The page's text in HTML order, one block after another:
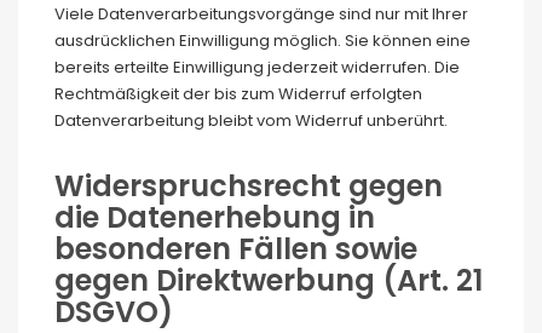
Viele Datenverarbeitungsvorgänge sind nur mit Ihrer
ausdrücklichen Einwilligung möglich. Sie können eine
bereits erteilte Einwilligung jederzeit widerrufen. Die
Rechtmäßigkeit der bis zum Widerruf erfolgten
Datenverarbeitung bleibt vom Widerruf unberührt.
Widerspruchsrecht gegen
die Datenerhebung in
besonderen Fällen sowie
gegen Direktwerbung (Art. 21
DSGVO)